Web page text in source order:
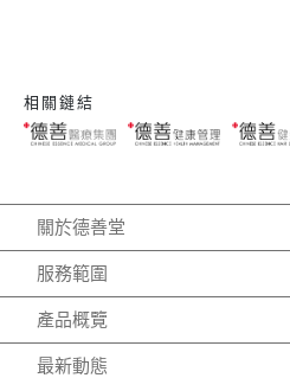
相關鏈結
關於德善堂
服務範圍
產品概覽
最新動態